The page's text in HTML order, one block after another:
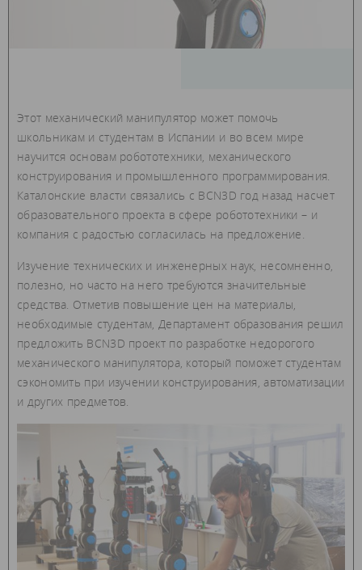
Этот механический манипулятор может помочь
школьникам и студентам в Испании и во всем мире
научится основам робототехники, механического
конструирования и промышленного программирования.
Каталонские власти связались с BCN3D год назад насчет
образовательного проекта в сфере робототехники – и
компания с радостью согласилась на предложение.
Изучение технических и инженерных наук, несомненно,
полезно, но часто на него требуются значительные
средства. Отметив повышение цен на материалы,
необходимые студентам, Департамент образования решил
предложить BCN3D проект по разработке недорогого
механического манипулятора, который поможет студентам
сэкономить при изучении конструирования, автоматизации
и других предметов.